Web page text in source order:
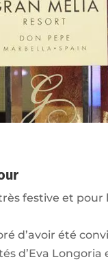
festive et pour
d’avoir été
d’Eva Longoria